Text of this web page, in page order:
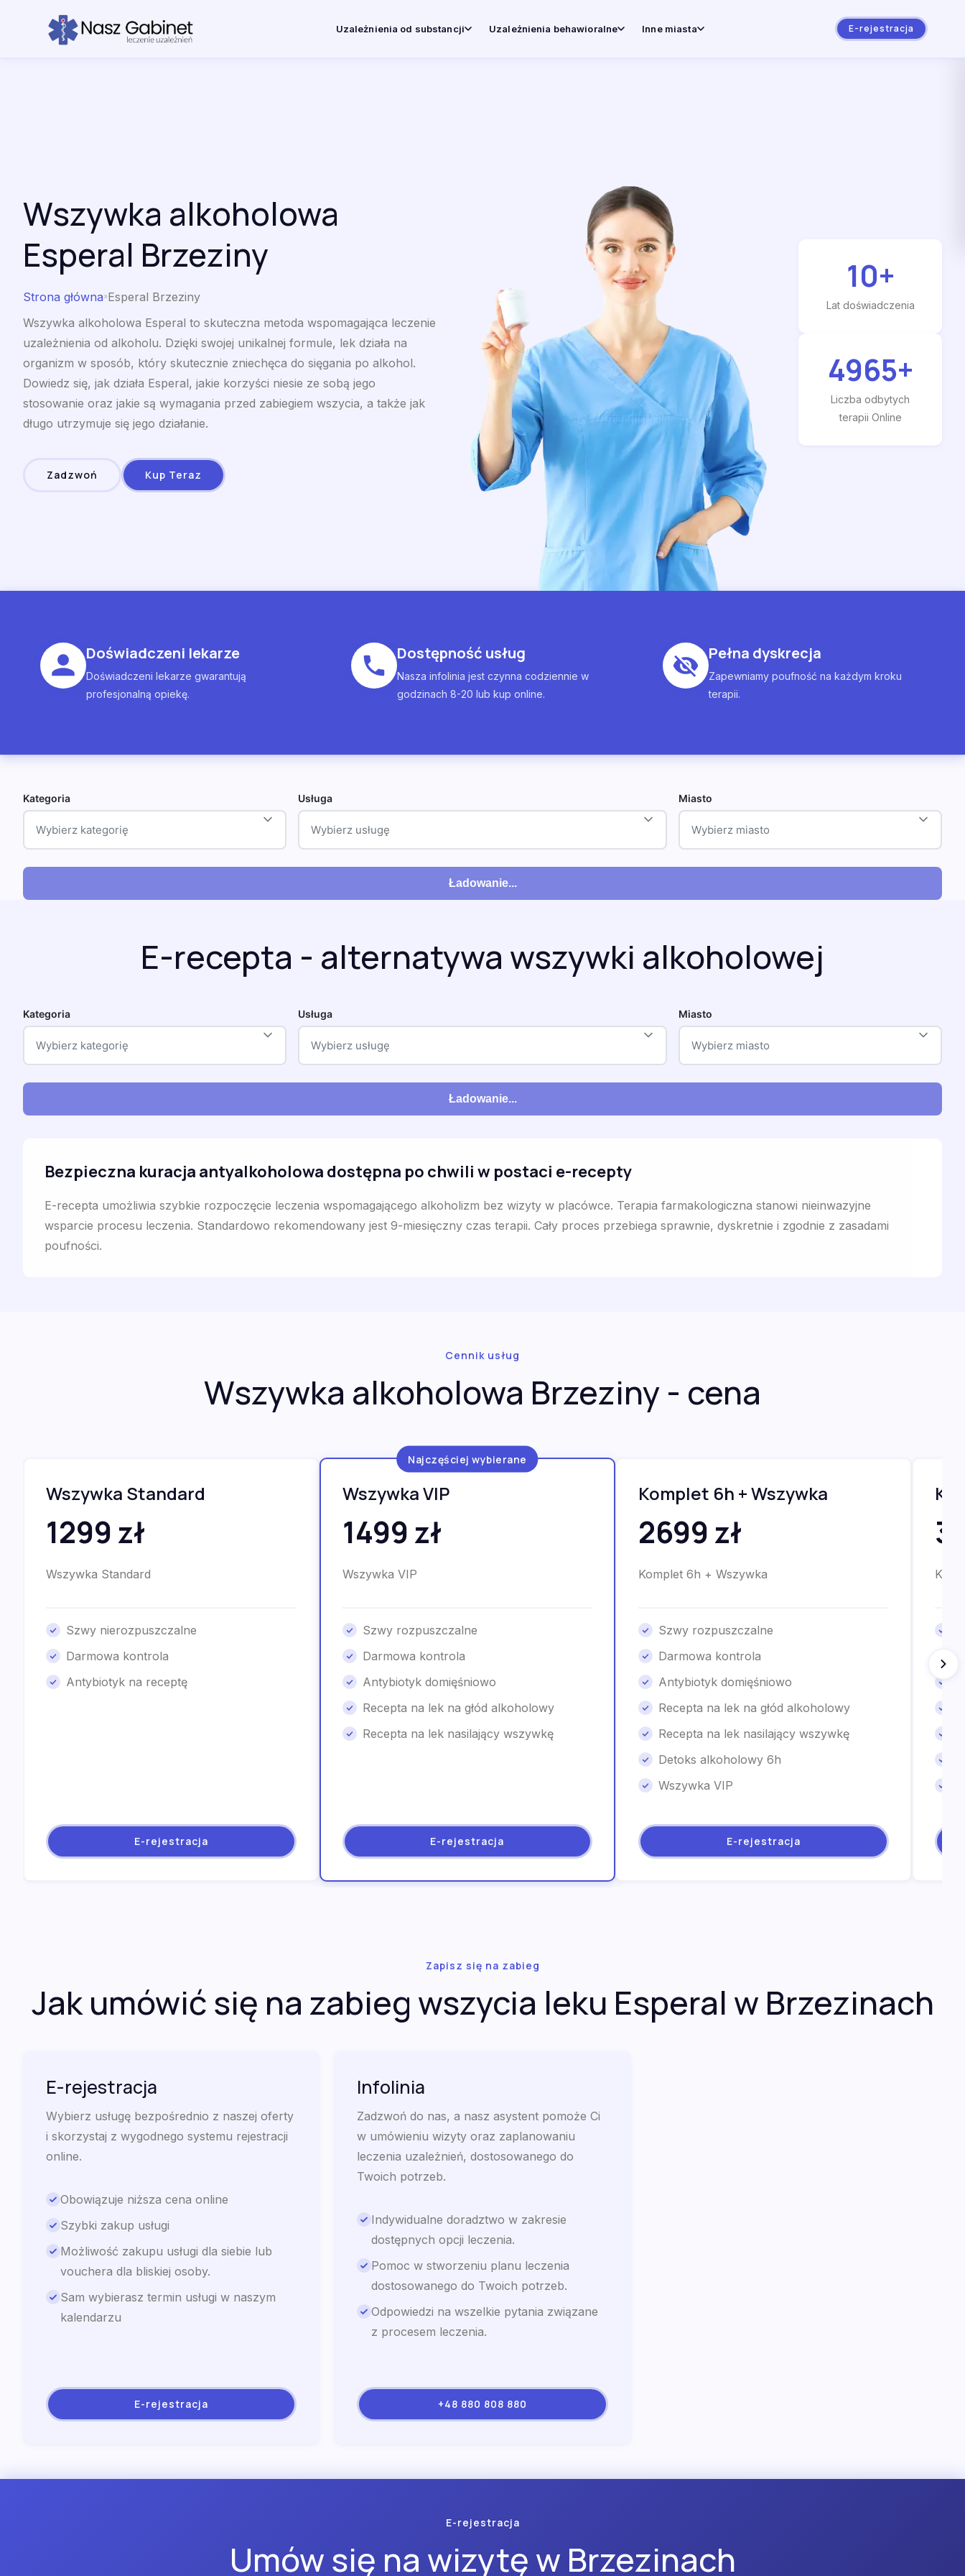
Uzależnienia od substancji Uzależnienia behawioralne Inne miasta E-rejestracja
Wszywka alkoholowa
Esperal Brzeziny
Strona główna»Esperal Brzeziny
Wszywka alkoholowa Esperal to skuteczna metoda wspomagająca leczenie
uzależnienia od alkoholu. Dzięki swojej unikalnej formule, lek działa na
organizm w sposób, który skutecznie zniechęca do sięgania po alkohol.
Dowiedz się, jak działa Esperal, jakie korzyści niesie ze sobą jego
stosowanie oraz jakie są wymagania przed zabiegiem wszycia, a także jak
długo utrzymuje się jego działanie.
Zadzwoń Kup Teraz
10+
Lat doświadczenia
4965+
Liczba odbytych
terapii Online
Doświadczeni lekarze
Doświadczeni lekarze gwarantują
profesjonalną opiekę.
Dostępność usług
Nasza infolinia jest czynna codziennie w
godzinach 8-20 lub kup online.
Pełna dyskrecja
Zapewniamy poufność na każdym kroku
terapii.
Kategoria
Wybierz kategorię
Usługa
Wybierz usługę
Miasto
Wybierz miasto
Ładowanie...
E-recepta - alternatywa wszywki alkoholowej
Kategoria
Wybierz kategorię
Usługa
Wybierz usługę
Miasto
Wybierz miasto
Ładowanie...
Bezpieczna kuracja antyalkoholowa dostępna po chwili w postaci e-recepty
E-recepta umożliwia szybkie rozpoczęcie leczenia wspomagającego alkoholizm bez wizyty w placówce. Terapia farmakologiczna stanowi nieinwazyjne
wsparcie procesu leczenia. Standardowo rekomendowany jest 9-miesięczny czas terapii. Cały proces przebiega sprawnie, dyskretnie i zgodnie z zasadami
poufności.
Cennik usług
Wszywka alkoholowa Brzeziny - cena
Wszywka Standard
1299 zł
Wszywka Standard
Szwy nierozpuszczalne
Darmowa kontrola
Antybiotyk na receptę
E-rejestracja
Najczęściej wybierane
Wszywka VIP
1499 zł
Wszywka VIP
Szwy rozpuszczalne
Darmowa kontrola
Antybiotyk domięśniowo
Recepta na lek na głód alkoholowy
Recepta na lek nasilający wszywkę
E-rejestracja
Komplet 6h + Wszywka
2699 zł
Komplet 6h + Wszywka
Szwy rozpuszczalne
Darmowa kontrola
Antybiotyk domięśniowo
Recepta na lek na głód alkoholowy
Recepta na lek nasilający wszywkę
Detoks alkoholowy 6h
Wszywka VIP
E-rejestracja
Zapisz się na zabieg
Jak umówić się na zabieg wszycia leku Esperal w Brzezinach
E-rejestracja
Wybierz usługę bezpośrednio z naszej oferty
i skorzystaj z wygodnego systemu rejestracji
online.
Obowiązuje niższa cena online
Szybki zakup usługi
Możliwość zakupu usługi dla siebie lub
vouchera dla bliskiej osoby.
Sam wybierasz termin usługi w naszym
kalendarzu
E-rejestracja
Infolinia
Zadzwoń do nas, a nasz asystent pomoże Ci
w umówieniu wizyty oraz zaplanowaniu
leczenia uzależnień, dostosowanego do
Twoich potrzeb.
Indywidualne doradztwo w zakresie
dostępnych opcji leczenia.
Pomoc w stworzeniu planu leczenia
dostosowanego do Twoich potrzeb.
Odpowiedzi na wszelkie pytania związane
z procesem leczenia.
+48 880 808 880
E-rejestracja
Umów się na wizytę w Brzezinach